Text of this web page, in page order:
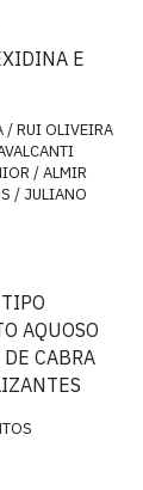
E
/ RUI OLIVEIRA
/ ALMIR
/ JULIANO
AQUOSO
CABRA